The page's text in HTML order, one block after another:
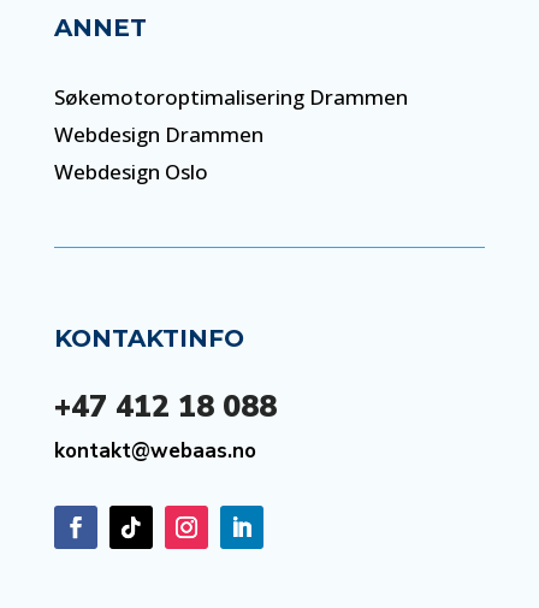
ANNET
Søkemotoroptimalisering Drammen
Webdesign Drammen
Webdesign Oslo
KONTAKTINFO
+47 412 18 088
kontakt@webaas.no